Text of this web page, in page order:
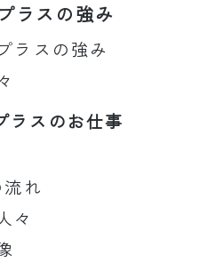
ラスの強み
ラスの強み
ラスのお仕事
れ
々